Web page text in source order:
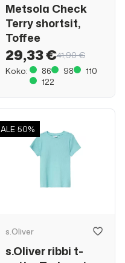
Metsola Check
Terry shortsit,
Toffee
29,33 €41,90 €
Koko:
86 98
110
122
ALE 50%
s.Oliver
s.Oliver ribbi t-